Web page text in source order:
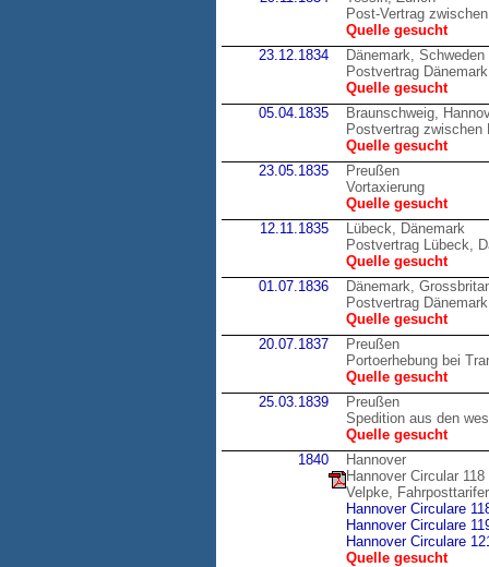
Post-Vertrag
Quelle gesucht
23.12.1834
Dänemark, Schweden
Postvertrag
Quelle gesucht
05.04.1835
Braunschweig,
Postvertrag zwischen
Quelle gesucht
23.05.1835
Preußen
Vortaxierung
Quelle gesucht
12.11.1835
Lübeck, Dänemark
Postvertrag Lübeck,
Quelle gesucht
01.07.1836
Dänemark,
Postvertrag
Quelle gesucht
20.07.1837
Preußen
Portoerhebung bei
Quelle gesucht
25.03.1839
Preußen
Spedition aus den
Quelle gesucht
1840
Hannover
Hannover Circular
Velpke,
Hannover Circulare
Hannover Circulare
Hannover Circulare
Quelle gesucht